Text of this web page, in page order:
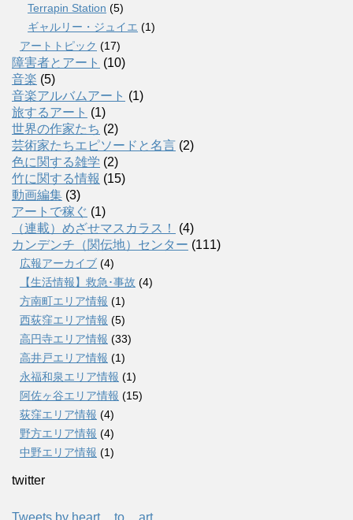
Terrapin Station (5)
ギャルリー・ジュイエ (1)
アートトピック (17)
障害者とアート (10)
音楽 (5)
音楽アルバムアート (1)
旅するアート (1)
世界の作家たち (2)
芸術家たちエピソードと名言 (2)
色に関する雑学 (2)
竹に関する情報 (15)
動画編集 (3)
アートで稼ぐ (1)
（連載）めざせマスカラス！
(4)
カンデンチ（関伝地）センター (111)
広報アーカイブ (4)
【生活情報】救急･事故 (4)
方南町エリア情報 (1)
西荻窪エリア情報 (5)
高円寺エリア情報 (33)
高井戸エリア情報 (1)
永福和泉エリア情報 (1)
阿佐ヶ谷エリア情報 (15)
荻窪エリア情報 (4)
野方エリア情報 (4)
中野エリア情報 (1)
twitter
Tweets by heart__to__art